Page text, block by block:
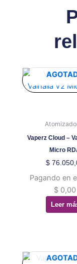
Vaperz Cloud –
Micro
$
Pagando en
$ 0,00
Leer